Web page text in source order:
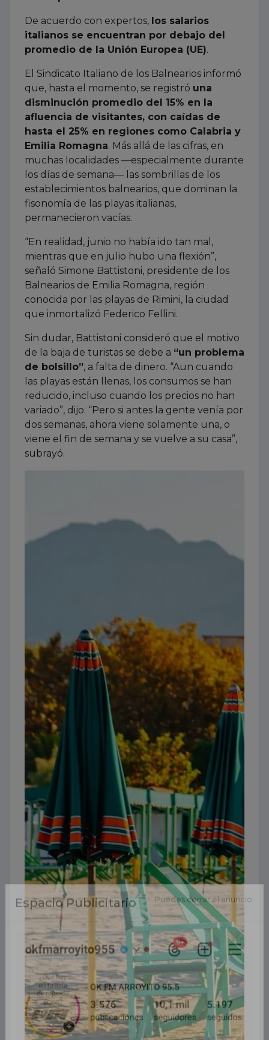
De acuerdo con expertos, los salarios
italianos se encuentran por debajo del
promedio de la Unión Europea (UE).
El Sindicato Italiano de los Balnearios informó
que, hasta el momento, se registró una
disminución promedio del 15% en la
afluencia de visitantes, con caídas de
hasta el 25% en regiones como Calabria y
Emilia Romagna. Más allá de las cifras, en
muchas localidades —especialmente durante
los días de semana— las sombrillas de los
establecimientos balnearios, que dominan la
fisonomía de las playas italianas,
permanecieron vacías.
“En realidad, junio no había ido tan mal,
mientras que en julio hubo una flexión”,
señaló Simone Battistoni, presidente de los
Balnearios de Emilia Romagna, región
conocida por las playas de Rimini, la ciudad
que inmortalizó Federico Fellini.
Sin dudar, Battistoni consideró que el motivo
de la baja de turistas se debe a “un problema
de bolsillo”, a falta de dinero. “Aun cuando
las playas están llenas, los consumos se han
reducido, incluso cuando los precios no han
variado”, dijo. “Pero si antes la gente venía por
dos semanas, ahora viene solamente una, o
viene el fin de semana y se vuelve a su casa”,
subrayó.